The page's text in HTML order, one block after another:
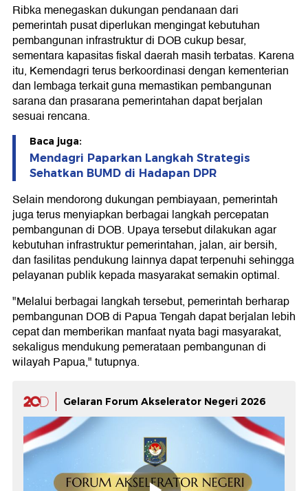
Ribka menegaskan dukungan pendanaan dari
pemerintah pusat diperlukan mengingat kebutuhan
pembangunan infrastruktur di DOB cukup besar,
sementara kapasitas fiskal daerah masih terbatas. Karena
itu, Kemendagri terus berkoordinasi dengan kementerian
dan lembaga terkait guna memastikan pembangunan
sarana dan prasarana pemerintahan dapat berjalan
sesuai rencana.
Baca juga:
Mendagri Paparkan Langkah Strategis
Sehatkan BUMD di Hadapan DPR
Selain mendorong dukungan pembiayaan, pemerintah
juga terus menyiapkan berbagai langkah percepatan
pembangunan di DOB. Upaya tersebut dilakukan agar
kebutuhan infrastruktur pemerintahan, jalan, air bersih,
dan fasilitas pendukung lainnya dapat terpenuhi sehingga
pelayanan publik kepada masyarakat semakin optimal.
"Melalui berbagai langkah tersebut, pemerintah berharap
pembangunan DOB di Papua Tengah dapat berjalan lebih
cepat dan memberikan manfaat nyata bagi masyarakat,
sekaligus mendukung pemerataan pembangunan di
wilayah Papua," tutupnya.
Gelaran Forum Akselerator Negeri 2026